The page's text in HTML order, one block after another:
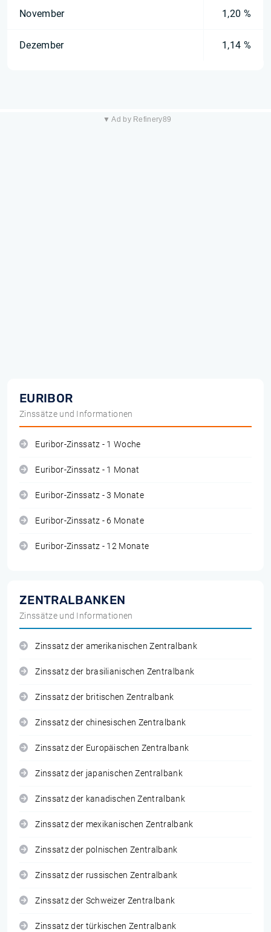
November 1,20 %
Dezember 1,14 %
▼ Ad by Refinery89
EURIBOR
Zinssätze und Informationen
Euribor-Zinssatz - 1 Woche
Euribor-Zinssatz - 1 Monat
Euribor-Zinssatz - 3 Monate
Euribor-Zinssatz - 6 Monate
Euribor-Zinssatz - 12 Monate
ZENTRALBANKEN
Zinssätze und Informationen
Zinssatz der amerikanischen Zentralbank
Zinssatz der brasilianischen Zentralbank
Zinssatz der britischen Zentralbank
Zinssatz der chinesischen Zentralbank
Zinssatz der Europäischen Zentralbank
Zinssatz der japanischen Zentralbank
Zinssatz der kanadischen Zentralbank
Zinssatz der mexikanischen Zentralbank
Zinssatz der polnischen Zentralbank
Zinssatz der russischen Zentralbank
Zinssatz der Schweizer Zentralbank
Zinssatz der türkischen Zentralbank